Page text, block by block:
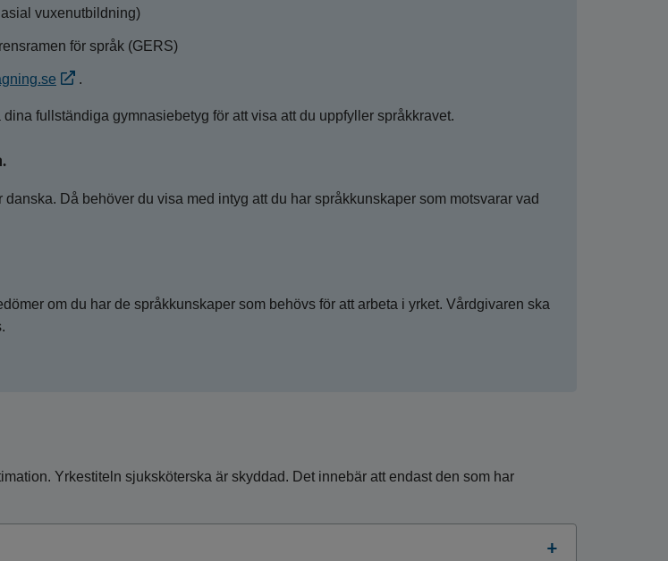
vuxenutbildning)
för språk (GERS)
.
fullständiga gymnasiebetyg för att visa att du uppfyller språkkravet.
Då behöver du visa med intyg att du har språkkunskaper som motsvarar vad
om du har de språkkunskaper som behövs för att arbeta i yrket. Vårdgivaren ska
Yrkestiteln sjuksköterska är skyddad. Det innebär att endast den som har